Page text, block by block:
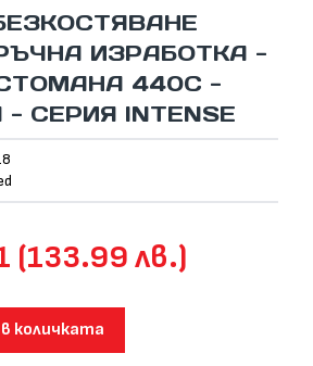
РЪЧНА ИЗРАБОТКА -
440С -
СЕРИЯ INTENSE
(133.99 лв.)
количката